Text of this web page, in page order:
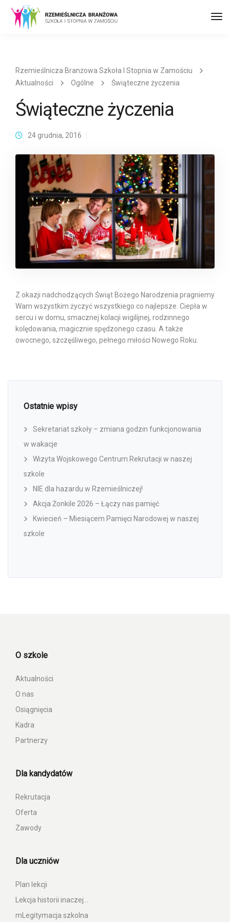
Rzemieślnicza Branżowa Szkoła I Stopnia w Zamościu
Aktualności
Ogólne Świąteczne życzenia
Świąteczne życzenia
24 grudnia, 2016
Z okazji nadchodzących Świąt Bożego Narodzenia pragniemy
Wam wszystkim życzyć wszystkiego co najlepsze. Ciepła w
sercu i w domu, smacznej kolacji wigilijnej, rodzinnego
kolędowania, magicznie spędzonego czasu. A także
owocnego, szczęśliwego, pełnego miłości Nowego Roku.
Ostatnie wpisy
Sekretariat szkoły – zmiana godzin funkcjonowania
w wakacje
Wizyta Wojskowego Centrum Rekrutacji w naszej
szkole
NIE dla hazardu w Rzemieślniczej!
Akcja Żonkile 2026 – Łączy nas pamięć
Kwiecień – Miesiącem Pamięci Narodowej w naszej
szkole
O szkole
Aktualności
O nas
Osiągnięcia
Kadra
Partnerzy
Dla kandydatów
Rekrutacja
Oferta
Zawody
Dla uczniów
Plan lekcji
Lekcja historii inaczej…
mLegitymacja szkolna